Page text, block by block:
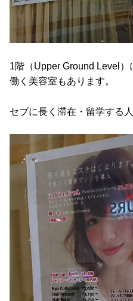
1階（Upper Ground Level
働く美容室もあります。
セブに長く滞在・留学する